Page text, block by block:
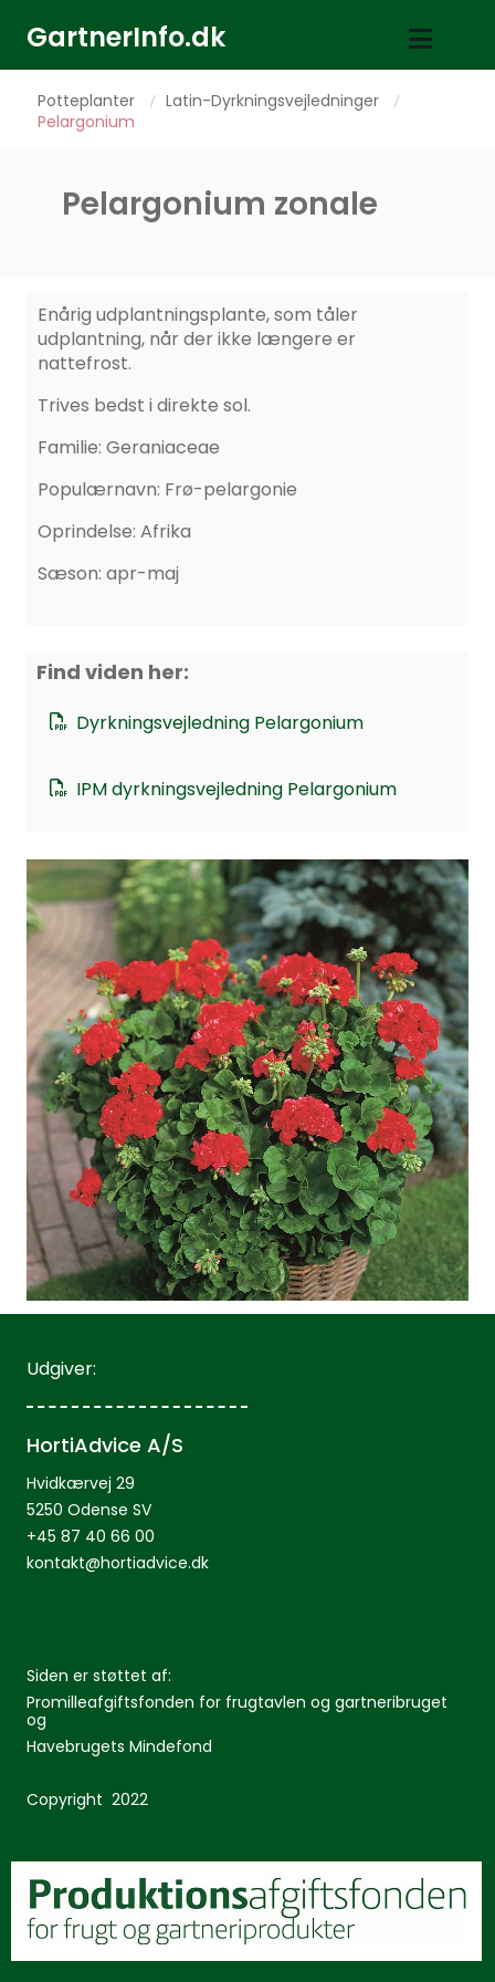
GartnerInfo.dk
Potteplanter / Latin-Dyrkningsvejledninger /
Pelargonium
Pelargonium zonale
Enårig udplantningsplante, som tåler
udplantning, når der ikke længere er
nattefrost.
Trives bedst i direkte sol.
Familie: Geraniaceae
Populærnavn: Frø-pelargonie
Oprindelse: Afrika
Sæson: apr-maj
Find viden her:
Dyrkningsvejledning Pelargonium
IPM dyrkningsvejledning Pelargonium
Udgiver:
HortiAdvice A/S
Hvidkærvej 29
5250 Odense SV
+45 87 40 66 00
kontakt@hortiadvice.dk
Siden er støttet af:
Promilleafgiftsfonden for frugtavlen og gartneribruget
og
Havebrugets Mindefond
Copyright 2022